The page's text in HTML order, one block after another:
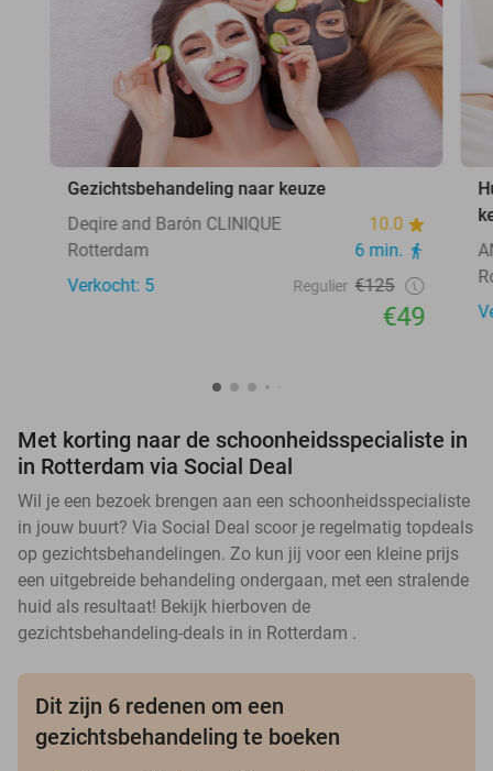
Gezichtsbehandeling naar keuze
Deqire and Barón CLINIQUE
10.0
Rotterdam
6 min.
Verkocht: 5
Regulier €125
€49
Met korting naar de schoonheidsspecialiste in
in Rotterdam via Social Deal
Wil je een bezoek brengen aan een schoonheidsspecialiste
in jouw buurt? Via Social Deal scoor je regelmatig topdeals
op gezichtsbehandelingen. Zo kun jij voor een kleine prijs
een uitgebreide behandeling ondergaan, met een stralende
huid als resultaat! Bekijk hierboven de
gezichtsbehandeling-deals in in Rotterdam .
Dit zijn 6 redenen om een
gezichtsbehandeling te boeken